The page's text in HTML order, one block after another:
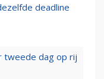
deadline
tweede dag op rij